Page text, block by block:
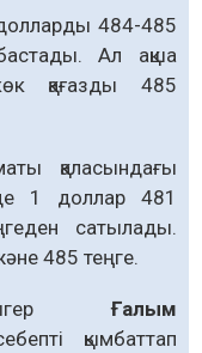
долларды 484-485
Ал ақша
қағазды 485
қаласындағы
1 доллар 481
сатылады.
485 теңге.
Ғалым
қымбаттап